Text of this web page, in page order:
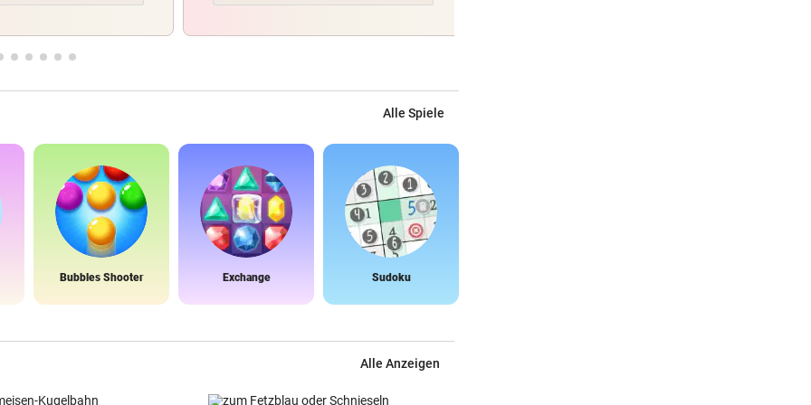
Alle Spiele
Bubbles Shooter Exchange Sudoku
Alle Anzeigen